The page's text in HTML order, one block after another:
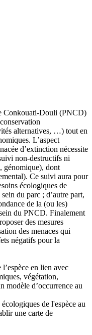
Conkouati-Douli (PNCD)
alternatives, …) tout en
L’aspect
d’extinction nécessite
non-destructifs ni
génomique), dont
Ce suivi aura pour
écologiques de
du parc ; d’autre part,
de la (ou les)
du PNCD. Finalement
des mesures
des menaces qui
négatifs pour la
en lien avec
végétation,
modèle d’occurrence au
de l'espèce au
une carte de